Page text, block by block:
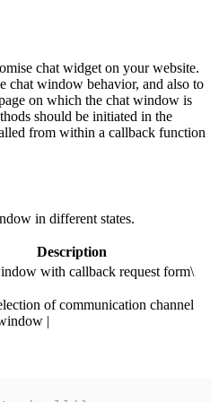
chat widget on your website.
chat window behavior, and also to
on which the chat window is
should be initiated in the
from within a callback function
in different states.
Description
with callback request form\
of communication channel
|